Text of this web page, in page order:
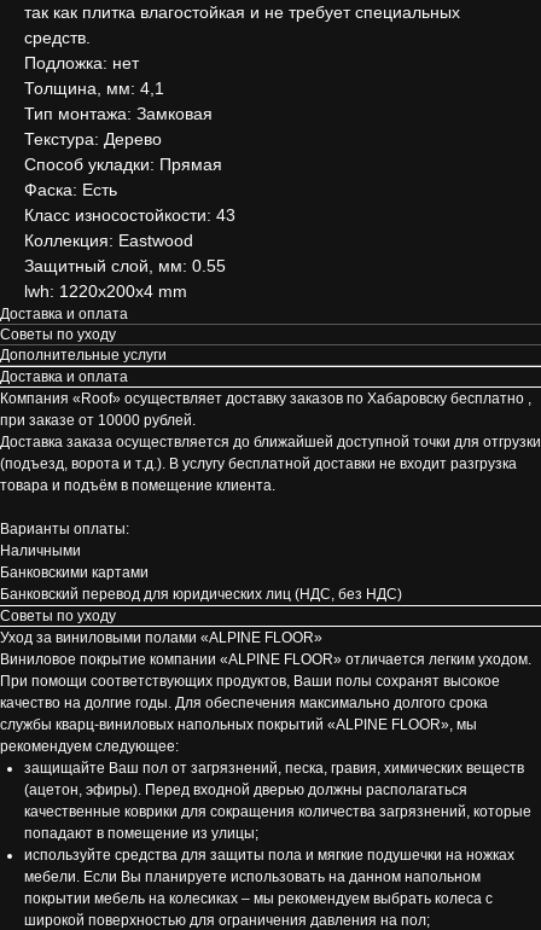
так как плитка влагостойкая и не требует специальных
средств.
Подложка: нет
Толщина, мм: 4,1
Тип монтажа: Замковая
Текстура: Дерево
Способ укладки: Прямая
Фаска: Есть
Класс износостойкости: 43
Коллекция: Eastwood
Защитный слой, мм: 0.55
lwh: 1220x200x4 mm
Доставка и оплата
Советы по уходу
Дополнительные услуги
Доставка и оплата
Компания «Roof» осуществляет доставку заказов по Хабаровску бесплатно ,
при заказе от 10000 рублей.
Доставка заказа осуществляется до ближайшей доступной точки для отгрузки
(подъезд, ворота и т.д.). В услугу бесплатной доставки не входит разгрузка
товара и подъём в помещение клиента.
Варианты оплаты:
Наличными
Банковскими картами
Банковский перевод для юридических лиц (НДС, без НДС)
Советы по уходу
Уход за виниловыми полами «ALPINE FLOOR»
Виниловое покрытие компании «ALPINE FLOOR» отличается легким уходом.
При помощи соответствующих продуктов, Ваши полы сохранят высокое
качество на долгие годы. Для обеспечения максимально долгого срока
службы кварц-виниловых напольных покрытий «ALPINE FLOOR», мы
рекомендуем следующее:
защищайте Ваш пол от загрязнений, песка, гравия, химических веществ
(ацетон, эфиры). Перед входной дверью должны располагаться
качественные коврики для сокращения количества загрязнений, которые
попадают в помещение из улицы;
используйте средства для защиты пола и мягкие подушечки на ножках
мебели. Если Вы планируете использовать на данном напольном
покрытии мебель на колесиках – мы рекомендуем выбрать колеса с
широкой поверхностью для ограничения давления на пол;